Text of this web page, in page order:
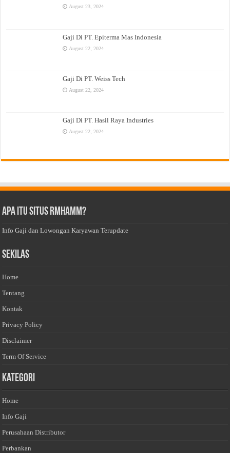
August 23, 2024
Gaji Di PT. Epiterma Mas Indonesia
August 22, 2024
Gaji Di PT. Weiss Tech
August 22, 2024
Gaji Di PT. Hasil Raya Industries
August 22, 2024
Apa Itu Situs Rmhamm?
Info Gaji dan Lowongan Karyawan Terupdate
Sekilas
Home
Tentang
Kontak
Privacy Policy
Disclaimer
Term Of Service
Kategori
Home
Info Gaji
Perusahaan Distributor
Perbankan